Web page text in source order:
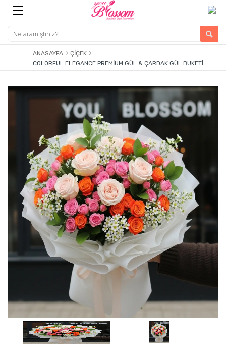
ANASAYFA
ÇIÇEK
COLORFUL ELEGANCE PREMIUM GÜL & ÇARDAK GÜL BUKETI